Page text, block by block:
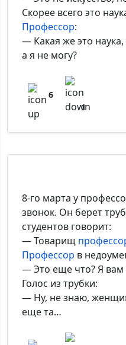
Скорее всего это
Профессор:
— Какая же это наука,
а я не могу?
6
1
8-го марта у
звонок. Он берет
студентов говорит:
— Товарищ
Профессор в
— Это еще что? Я вам
Голос из трубки:
— Ну, не знаю,
еще та…